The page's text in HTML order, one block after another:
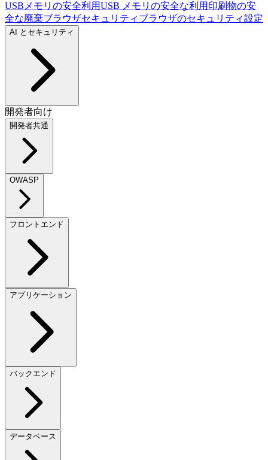
USBメモリの安全利用USB メモリの安全な利用 印刷物の安
全な廃棄ブラウザセキュリティ ブラウザのセキュリティ設定
AI とセキュリティ
開発者向け
開発者共通
OWASP
フロントエンド
アプリケーション
バックエンド
データベース